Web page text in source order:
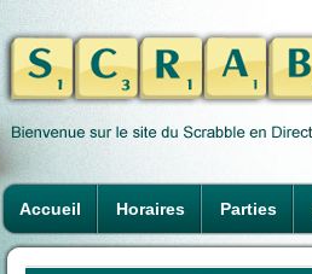
Accueil Horaires Parties